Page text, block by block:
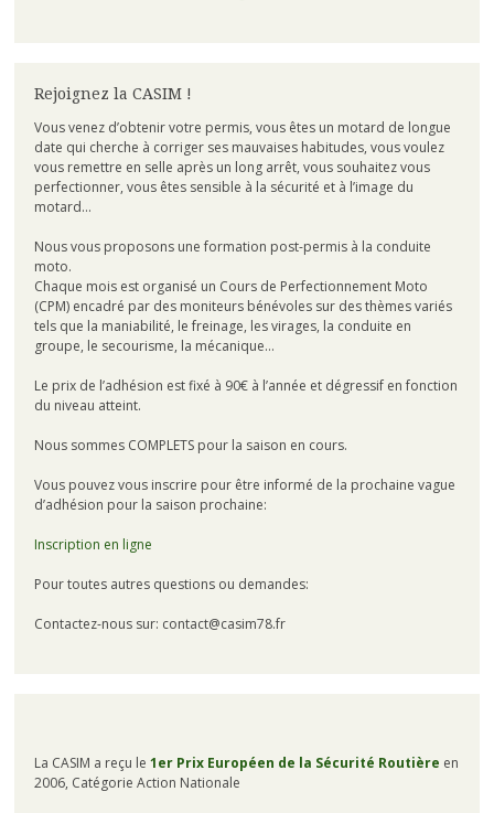
Rejoignez la CASIM !
Vous venez d’obtenir votre permis, vous êtes un motard de longue
date qui cherche à corriger ses mauvaises habitudes, vous voulez
vous remettre en selle après un long arrêt, vous souhaitez vous
perfectionner, vous êtes sensible à la sécurité et à l’image du
motard…
Nous vous proposons une formation post-permis à la conduite
moto.
Chaque mois est organisé un Cours de Perfectionnement Moto
(CPM) encadré par des moniteurs bénévoles sur des thèmes variés
tels que la maniabilité, le freinage, les virages, la conduite en
groupe, le secourisme, la mécanique…
Le prix de l’adhésion est fixé à 90€ à l’année et dégressif en fonction
du niveau atteint.
Nous sommes COMPLETS pour la saison en cours.
Vous pouvez vous inscrire pour être informé de la prochaine vague
d’adhésion pour la saison prochaine:
Inscription en ligne
Pour toutes autres questions ou demandes:
Contactez-nous sur: contact@casim78.fr
La CASIM a reçu le 1er Prix Européen de la Sécurité Routière en
2006, Catégorie Action Nationale